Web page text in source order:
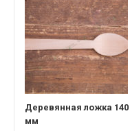
Деревянная ложка 140
мм